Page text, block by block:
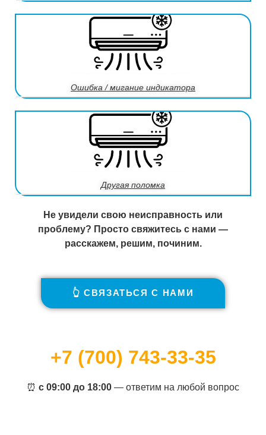
Ошибка / мигание индикатора
Другая поломка
Не увидели свою неисправность или
проблему? Просто свяжитесь с нами —
расскажем, решим, починим.
👆 СВЯЗАТЬСЯ С НАМИ
+7 (700) 743-33-35
⏰ с 09:00 до 18:00 — ответим на любой вопрос